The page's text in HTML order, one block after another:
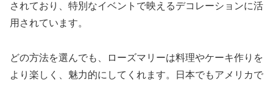
されており、特別なイベントで映えるデコレーションに活
用されています。
どの方法を選んでも、ローズマリーは料理やケーキ作りを
より楽しく、魅力的にしてくれます。日本でもアメリカで